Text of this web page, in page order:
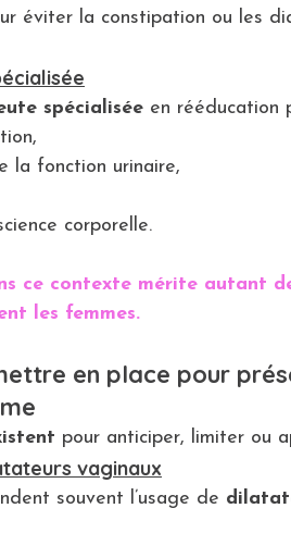
éviter la constipation ou les
spécialisée en rééducation
la fonction urinaire,
corporelle.
ce contexte mérite autant
les femmes.
en place pour
pour anticiper, limiter ou
vaginaux
souvent l’usage de